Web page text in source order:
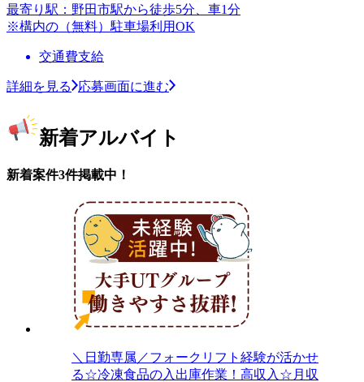
最寄り駅：野田市駅から徒歩5分、車1分
※構内の（無料）駐車場利用OK
交通費支給
詳細を見る 応募画面に進む
新着アルバイト
新着案件3件掲載中！
＼日勤専属／フォークリフト経験が活かせ
る☆冷凍食品の入出庫作業！高収入☆月収